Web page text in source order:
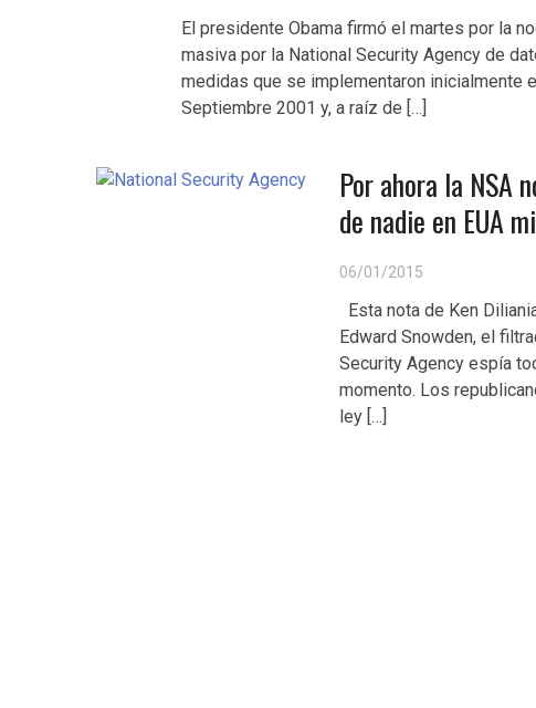
El presidente Obama firmó el martes por la
masiva por la National Security Agency de
medidas que se implementaron
Septiembre 2001 y, a raíz de […]
Por ahora la NSA
de nadie en EUA
06/01/2015
Esta nota de Ken
Edward Snowden, el
Security Agency espía
momento. Los
ley […]